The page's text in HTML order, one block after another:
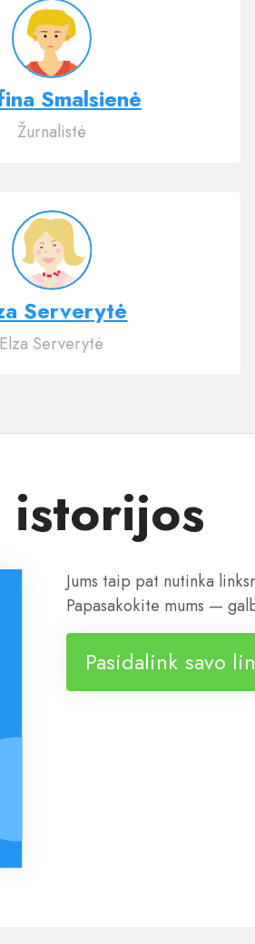
Smalsienė
Žurnalistė
Serverytė
Elza Serverytė
istorijos
Jums taip pat nutinka
Papasakokite mums —
Pasidalink savo